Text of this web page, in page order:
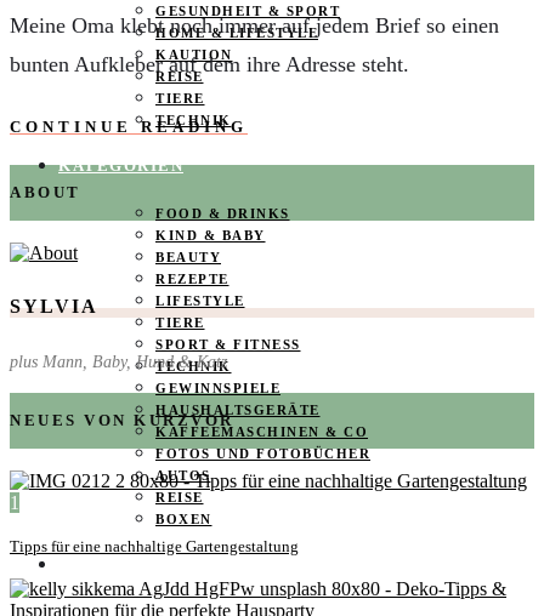
GESUNDHEIT & SPORT
HOME & LIFESTYLE
KAUTION
REISE
TIERE
TECHNIK
KATEGORIEN
FOOD & DRINKS
KIND & BABY
BEAUTY
REZEPTE
LIFESTYLE
TIERE
SPORT & FITNESS
TECHNIK
GEWINNSPIELE
HAUSHALTSGERÄTE
KAFFEEMASCHINEN & CO
FOTOS UND FOTOBÜCHER
AUTOS
REISE
BOXEN
Meine Oma klebt noch immer auf jedem Brief so einen
bunten Aufkleber auf dem ihre Adresse steht.
CONTINUE READING
ABOUT
SYLVIA
plus Mann, Baby, Hund & Katz
NEUES VON KURZVOR
1
Tipps für eine nachhaltige Gartengestaltung